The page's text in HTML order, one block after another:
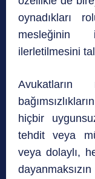
oynadıkları
mesleğinin
ilerletilmesini
hiçbir
tehdit veya
veya dolaylı,